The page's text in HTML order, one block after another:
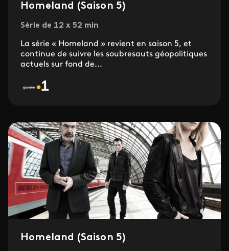
Homeland (Saison 5)
Série de 12 x 52 min
La série « Homeland » revient en saison 5, et
continue de suivre les soubresauts géopolitiques
actuels sur fond de...
Homeland (Saison 5)